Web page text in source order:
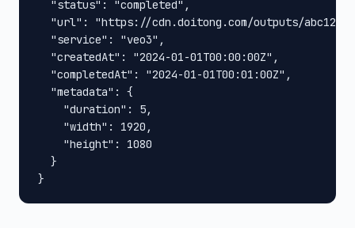
  "status": "completed",
"url": "https://cdn.doitong.com/outputs/
  "service": "veo3",
  "createdAt": "2024-01-01T00:00:00Z",
  "completedAt": "2024-01-01T00:01:00Z",
  "metadata": {
    "duration": 5,
    "width": 1920,
    "height": 1080
  }
}